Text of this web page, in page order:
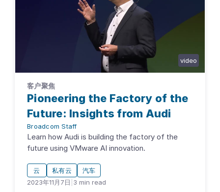
video
客户聚焦
Pioneering the Factory of the
Future: Insights from Audi
Broadcom Staff
Learn how Audi is building the factory of the
future using VMware AI innovation.
云 私有云
汽车
2023年11月7日 3 min read